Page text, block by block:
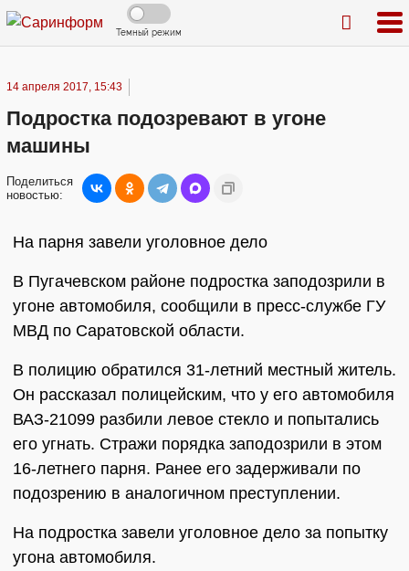
Темный режим
14 апреля 2017, 15:43
Подростка подозревают в угоне
машины
Поделиться
новостью:
На парня завели уголовное дело
В Пугачевском районе подростка заподозрили в
угоне автомобиля, сообщили в пресс-службе ГУ
МВД по Саратовской области.
В полицию обратился 31-летний местный житель.
Он рассказал полицейским, что у его автомобиля
ВАЗ-21099 разбили левое стекло и попытались
его угнать. Стражи порядка заподозрили в этом
16-летнего парня. Ранее его задерживали по
подозрению в аналогичном преступлении.
На подростка завели уголовное дело за попытку
угона автомобиля.